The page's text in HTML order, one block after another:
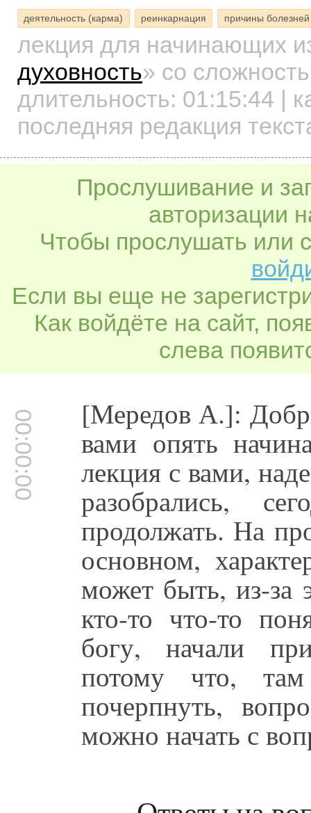
деятельность (карма) реинкарнация причины болезней
лекция для начинающих
духовность» со
длительность: 01:15:44 |
последняя редакция
Прослушивание и
авторизации
Чтобы прослушать или
Если вы еще не
Как войдёте на сайт,
слева
00:00:00 [Мередов А.]:
вами опять
лекция с вами,
разобрались,
продолжать. На
основном,
может быть, из-за
кто-то что-то
богу, начали
потому что,
почерпнуть,
можно начать с